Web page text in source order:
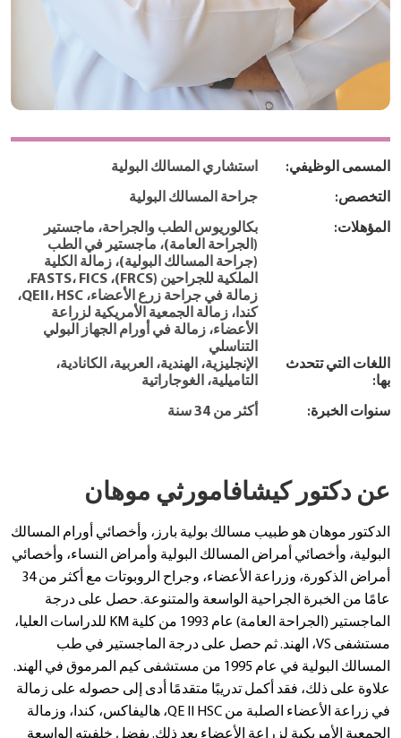
المسمى الوظيفي: استشاري المسالك البولية
التخصص: جراحة المسالك البولية
المؤهلات:
بكالوريوس الطب والجراحة، ماجستير
(الجراحة العامة)، ماجستير في الطب
(جراحة المسالك البولية)، زمالة الكلية
الملكية للجراحين (FRCS)، FASTS، FICS،
زمالة في جراحة زرع الأعضاء، QEII، HSC،
كندا، زمالة الجمعية الأمريكية لزراعة
الأعضاء، زمالة في أورام الجهاز البولي
التناسلي
اللغات التي تتحدث
بها:
الإنجليزية، الهندية، العربية، الكانادية،
التاميلية، الغوجاراتية
سنوات الخبرة: أكثر من 34 سنة
عن دكتور كيشافامورثي موهان
الدكتور موهان هو طبيب مسالك بولية بارز، وأخصائي أورام المسالك
البولية، وأخصائي أمراض المسالك البولية وأمراض النساء، وأخصائي
أمراض الذكورة، وزراعة الأعضاء، وجراح الروبوتات مع أكثر من 34
عامًا من الخبرة الجراحية الواسعة والمتنوعة. حصل على درجة
الماجستير (الجراحة العامة) عام 1993 من كلية KM للدراسات العليا،
مستشفى VS، الهند. ثم حصل على درجة الماجستير في طب
المسالك البولية في عام 1995 من مستشفى كيم المرموق في الهند.
علاوة على ذلك، فقد أكمل تدريبًا متقدمًا أدى إلى حصوله على زمالة
في زراعة الأعضاء الصلبة من QE II HSC، هاليفاكس، كندا، وزمالة
الجمعية الأمريكية لزراعة الأعضاء بعد ذلك. بفضل خلفيته الواسعة